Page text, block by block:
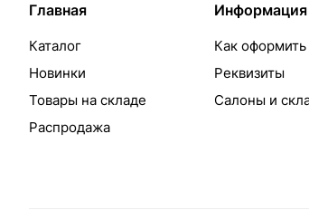
Главная
Каталог
Новинки
Товары на складе
Распродажа
Информация
Как оформить
Реквизиты
Салоны и